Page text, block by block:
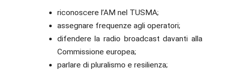
riconoscere l’AM nel TUSMA;
assegnare frequenze agli operatori;
difendere la radio broadcast davanti alla
Commissione europea;
parlare di pluralismo e resilienza;